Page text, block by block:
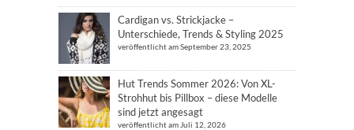
Cardigan vs. Strickjacke –
Unterschiede, Trends & Styling 2025
veröffentlicht am September 23, 2025
Hut Trends Sommer 2026: Von XL-
Strohhut bis Pillbox – diese Modelle
sind jetzt angesagt
veröffentlicht am Juli 12, 2026